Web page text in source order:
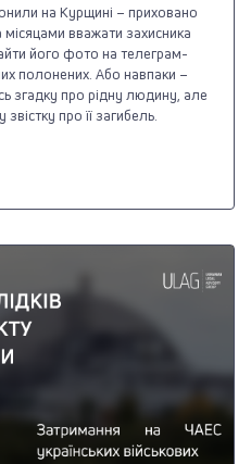
на Курщині – приховано
вважати захисника
його фото на телеграм-
полонених. Або навпаки –
згадку про рідну людину, але
про її загибель.